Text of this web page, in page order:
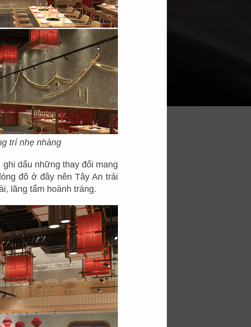
trí nhẹ nhàng
dấu những thay đổi mang
đô ở đây nên Tây An trải
lăng tẩm hoành tráng.
được xem là chiếc nôi
sự sang trọng, tinh tế về
cùng với các bức tranh
tĩnh, thư thái, gần gũi
thiết kế nhà hàng Hoa
ấm tượng trưng cho sự
thuận lợi.
& Build
thiết kế nhà